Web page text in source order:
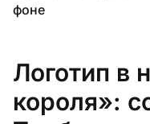
фоне
Логотип в
короля»: